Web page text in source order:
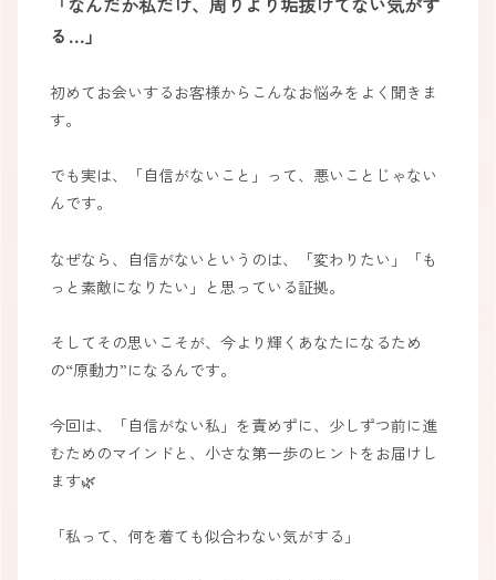
る…」
初めてお会いするお客様からこんなお悩みをよく聞きま
す。
でも実は、「自信がないこと」って、悪いことじゃない
んです。
なぜなら、自信がないというのは、「変わりたい」「も
っと素敵になりたい」と思っている証拠。
そしてその思いこそが、今より輝くあなたになるため
の“原動力”になるんです。
今回は、「自信がない私」を責めずに、少しずつ前に進
むためのマインドと、小さな第一歩のヒントをお届けし
ます🌿
「私って、何を着ても似合わない気がする」